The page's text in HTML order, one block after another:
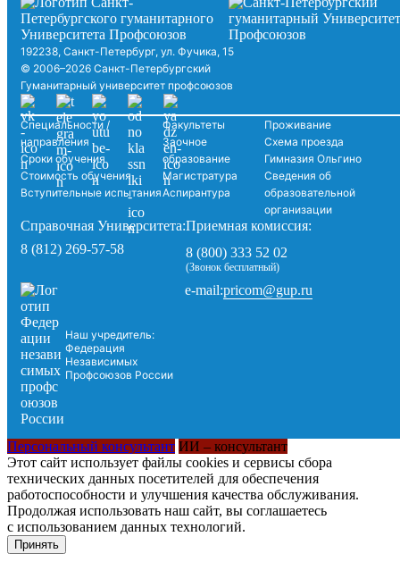
192238, Санкт-Петербург, ул. Фучика, 15
© 2006–2026 Санкт-Петербургский
Гуманитарный университет профсоюзов
Специальности /
направления
Сроки обучения
Стоимость обучения
Вступительные испытания
Факультеты
Заочное
образование
Магистратура
Аспирантура
Проживание
Схема проезда
Гимназия Ольгино
Сведения об
образовательной
организации
Справочная Университета:
8 (812) 269-57-58
Приемная комиссия:
8 (800) 333 52 02
(Звонок бесплатный)
Наш учредитель:
Федерация
Независимых
Профсоюзов России
e-mail:pricom@gup.ru
Персональный консультант ИИ – консультант
Этот сайт использует файлы cookies и сервисы сбора
технических данных посетителей для обеспечения
работоспособности и улучшения качества обслуживания.
Продолжая использовать наш сайт, вы соглашаетесь
с использованием данных технологий.
Принять